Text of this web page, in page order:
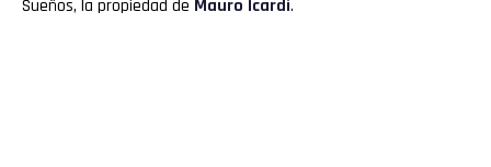
Sueños, la propiedad de Mauro Icardi.